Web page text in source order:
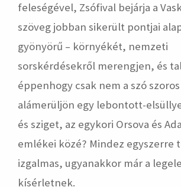
feleségével, Zsófival bejárja a
szöveg jobban sikerült pontjai
gyönyörű – környékét, nemzeti
sorskérdésekről merengjen, és
éppenhogy csak nem a szó
alámerüljön egy lebontott-
és sziget, az egykori Orsova és
emlékei közé? Mindez egyszerre
izgalmas, ugyanakkor már a
kísérletnek.